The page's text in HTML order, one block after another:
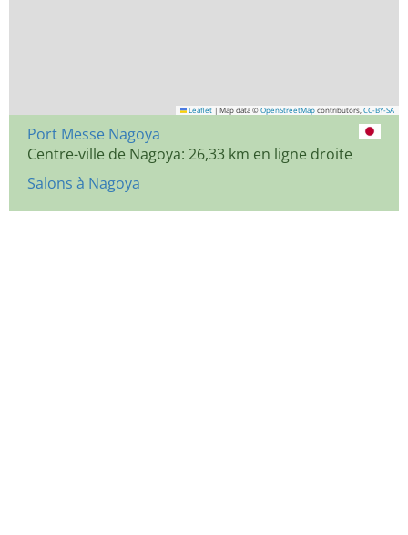
Leaflet | Map data © OpenStreetMap contributors, CC-BY-SA
Port Messe Nagoya
Centre-ville de Nagoya: 26,33 km en ligne droite
Salons à Nagoya